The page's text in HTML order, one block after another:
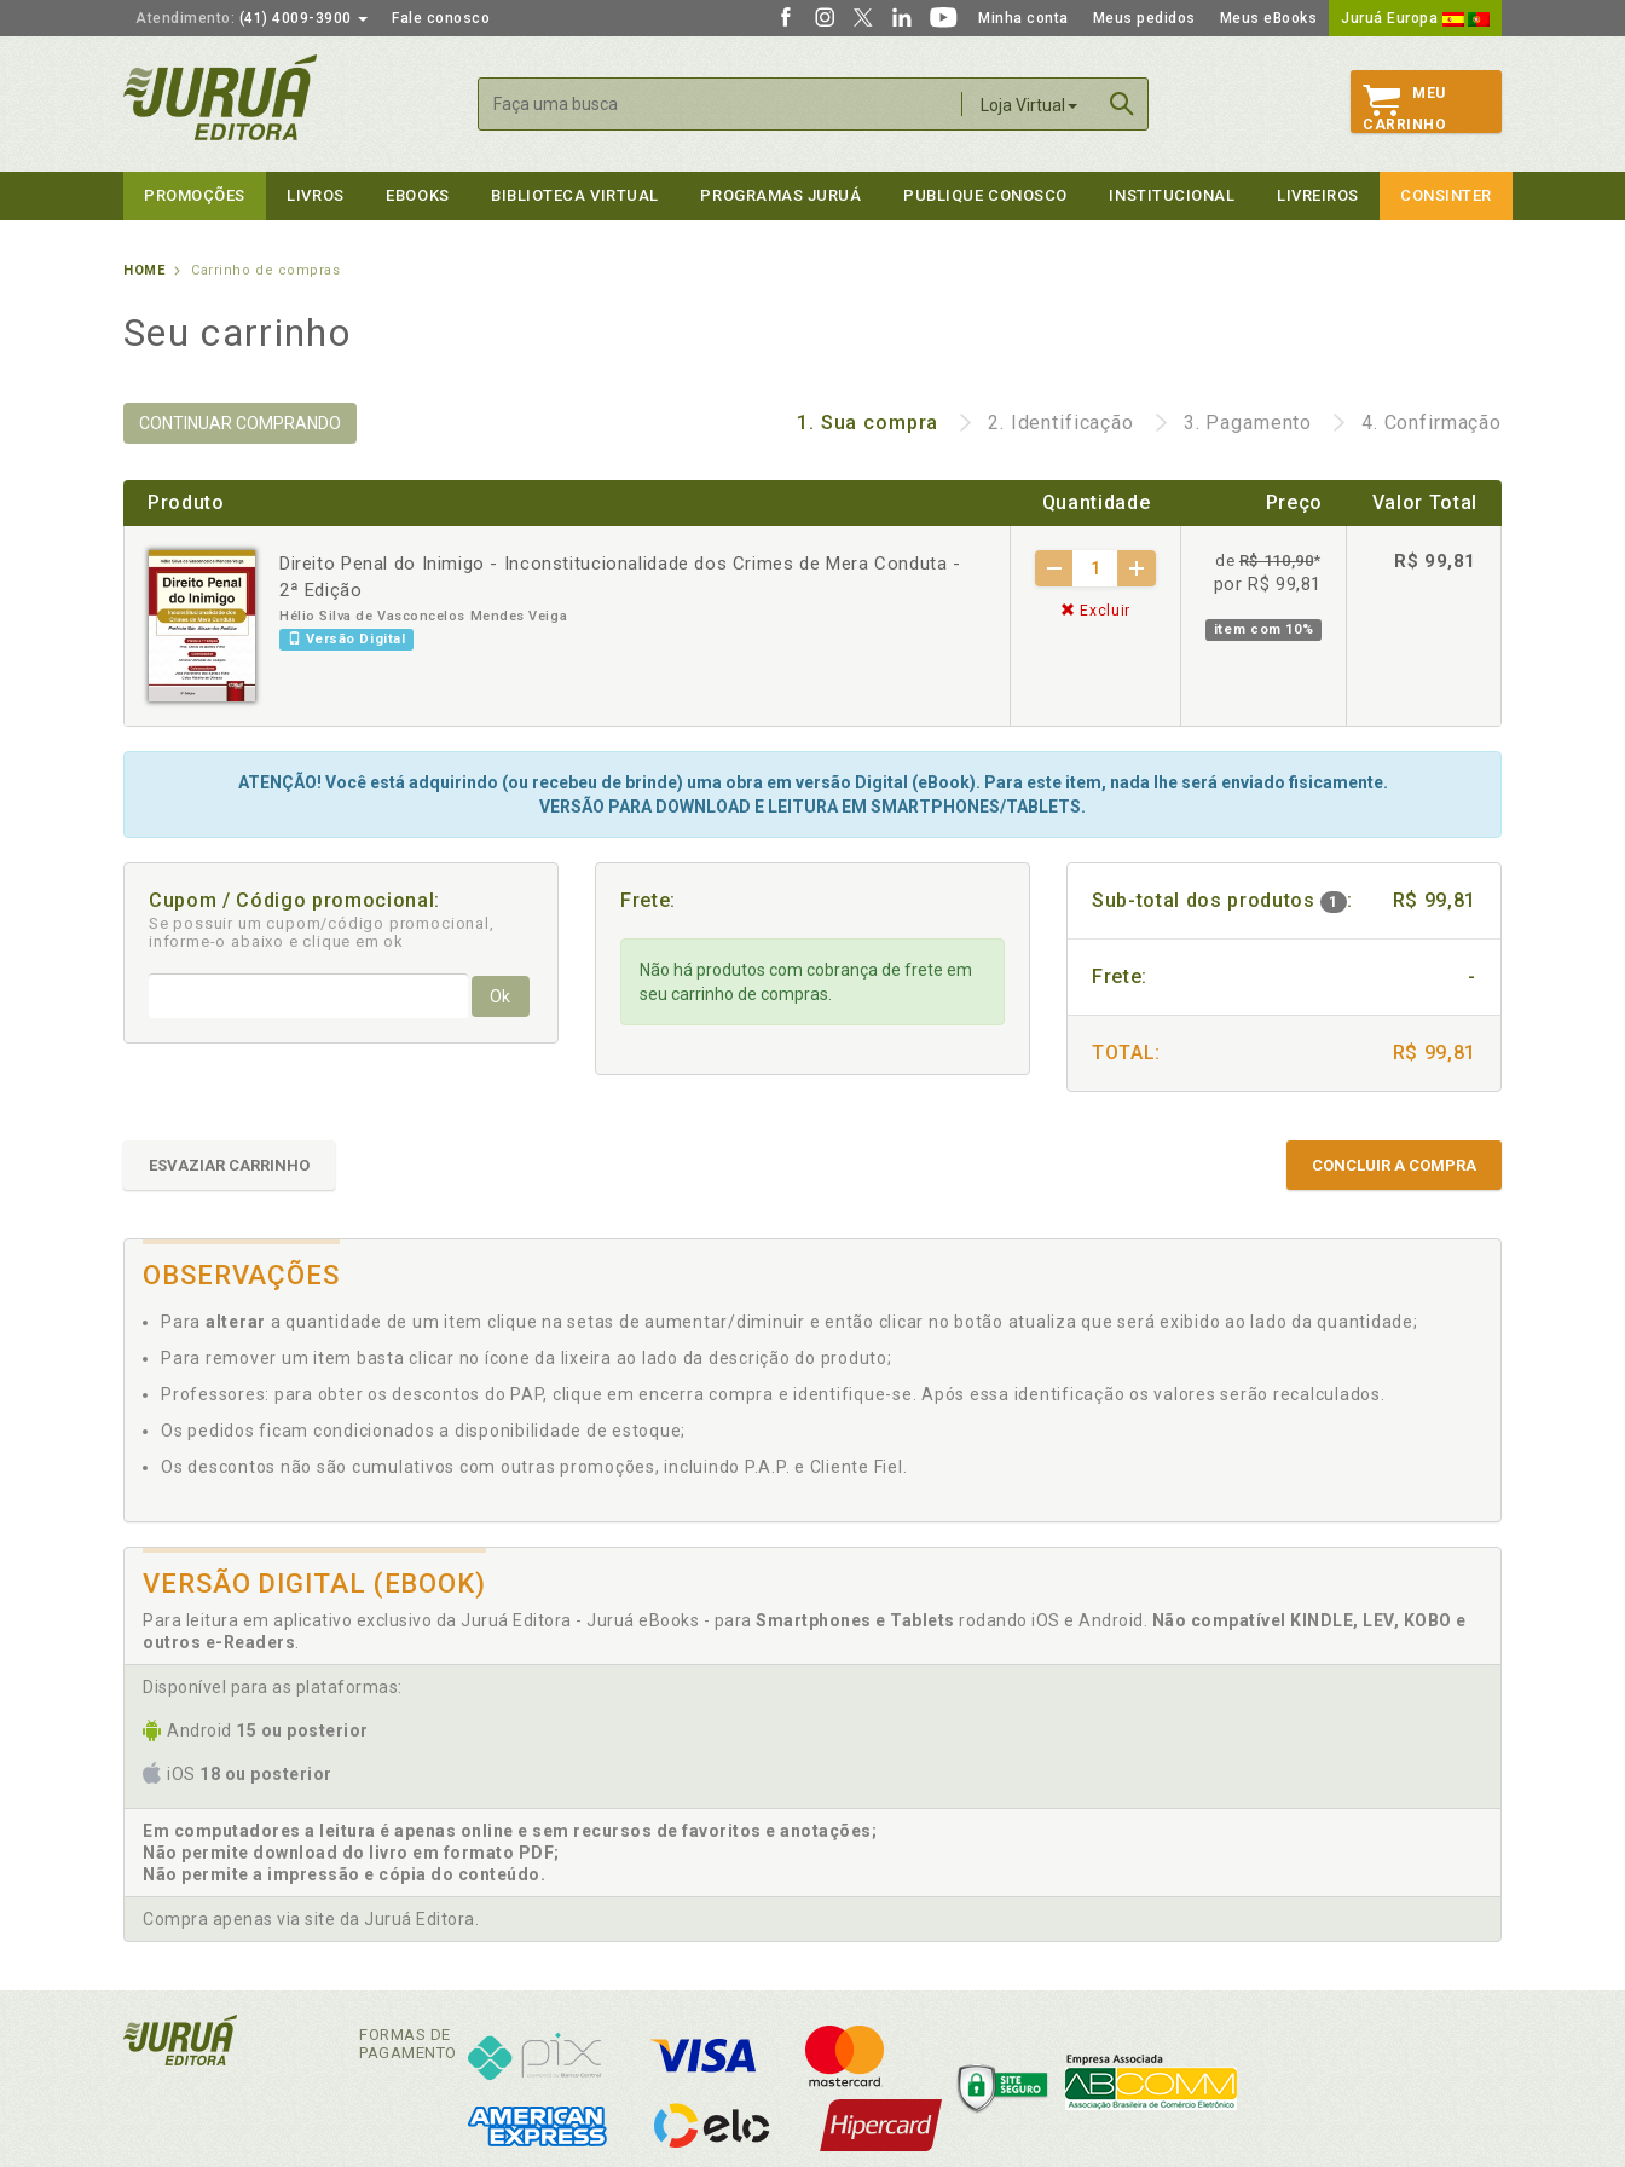
Atendimento: (41) 4009-3900 Fale conosco Minha conta Meus pedidos Meus eBooks Juruá Europa
Loja Virtual
Buscar
MEU
CARRINHO
PROMOÇÕES LIVROS EBOOKS BIBLIOTECA VIRTUAL PROGRAMAS JURUÁ PUBLIQUE CONOSCO INSTITUCIONAL LIVREIROS CONSINTER
HOME Carrinho de compras
Seu carrinho
CONTINUAR COMPRANDO 1. Sua compra 2. Identificação 3. Pagamento 4. Confirmação
Produto Quantidade Preço Valor Total
Direito Penal do Inimigo - Inconstitucionalidade dos Crimes de Mera Conduta -
2ª Edição
Hélio Silva de Vasconcelos Mendes Veiga
Versão Digital
- +
Excluir
deR$ 110,90*
por R$ 99,81
item com 10%
R$ 99,81
ATENÇÃO! Você está adquirindo (ou recebeu de brinde) uma obra em versão Digital (eBook). Para este item, nada lhe será enviado fisicamente.
VERSÃO PARA DOWNLOAD E LEITURA EM SMARTPHONES/TABLETS.
Cupom / Código promocional:
Se possuir um cupom/código promocional,
informe-o abaixo e clique em ok
Ok
Frete:
Não há produtos com cobrança de frete em
seu carrinho de compras.
Sub-total dos produtos 1 : R$ 99,81
Frete: -
TOTAL: R$ 99,81
ESVAZIAR CARRINHO CONCLUIR A COMPRA
OBSERVAÇÕES
Para alterar a quantidade de um item clique na setas de aumentar/diminuir e então clicar no botão atualiza que será exibido ao lado da quantidade;
Para remover um item basta clicar no ícone da lixeira ao lado da descrição do produto;
Professores: para obter os descontos do PAP, clique em encerra compra e identifique-se. Após essa identificação os valores serão recalculados.
Os pedidos ficam condicionados a disponibilidade de estoque;
Os descontos não são cumulativos com outras promoções, incluindo P.A.P. e Cliente Fiel.
VERSÃO DIGITAL (EBOOK)
Para leitura em aplicativo exclusivo da Juruá Editora - Juruá eBooks - para Smartphones e Tablets rodando iOS e Android.
Não compatível KINDLE, LEV, KOBO e
outros e-Readers
Disponível para as plataformas:
Android 15 ou posterior
iOS 18 ou posterior
Em computadores a leitura é apenas online e sem recursos de favoritos e anotações;
Não permite download do livro em formato PDF;
Não permite a impressão e cópia do conteúdo.
Compra apenas via site da Juruá Editora.
FORMAS DE
PAGAMENTO